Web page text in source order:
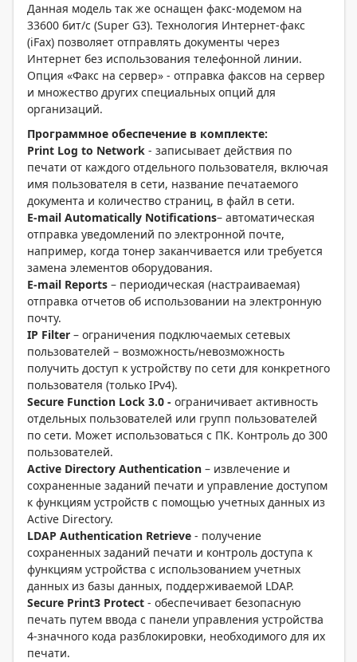
Данная модель так же оснащен факс-модемом на
33600 бит/с (Super G3). Технология Интернет-факс
(iFax) позволяет отправлять документы через
Интернет без использования телефонной линии.
Опция «Факс на сервер» - отправка факсов на сервер
и множество других специальных опций для
организаций.
Программное обеспечение в комплекте:
Print Log to Network - записывает действия по
печати от каждого отдельного пользователя, включая
имя пользователя в сети, название печатаемого
документа и количество страниц, в файл в сети.
E-mail Automatically Notifications– автоматическая
отправка уведомлений по электронной почте,
например, когда тонер заканчивается или требуется
замена элементов оборудования.
E-mail Reports – периодическая (настраиваемая)
отправка отчетов об использовании на электронную
почту.
IP Filter – ограничения подключаемых сетевых
пользователей – возможность/невозможность
получить доступ к устройству по сети для конкретного
пользователя (только IPv4).
Secure Function Lock 3.0 - ограничивает активность
отдельных пользователей или групп пользователей
по сети. Может использоваться с ПК. Контроль до 300
пользователей.
Active Directory Authentication – извлечение и
сохраненные заданий печати и управление доступом
к функциям устройств с помощью учетных данных из
Active Directory.
LDAP Authentication Retrieve - получение
сохраненных заданий печати и контроль доступа к
функциям устройства с использованием учетных
данных из базы данных, поддерживаемой LDAP.
Secure Print3 Protect - обеспечивает безопасную
печать путем ввода с панели управления устройства
4-значного кода разблокировки, необходимого для их
печати.